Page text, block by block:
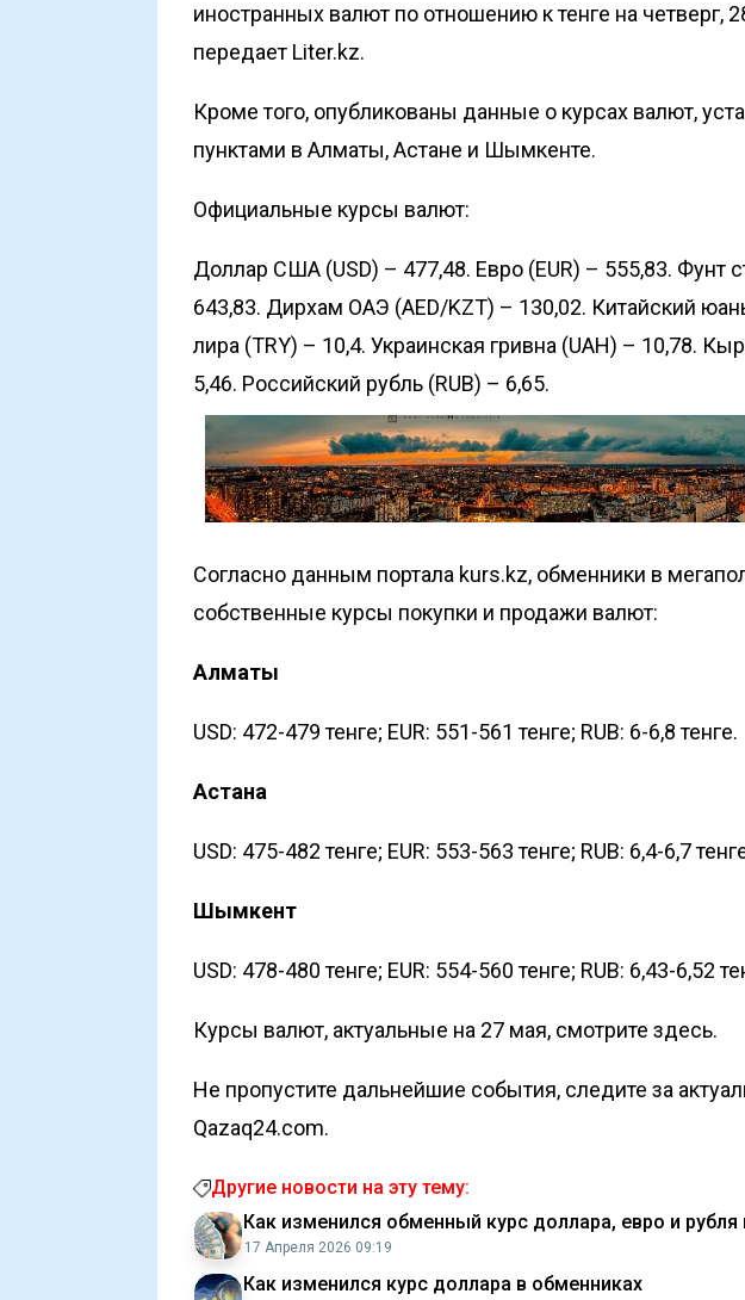
иностранных валют по отношению к тенге на четверг,
передает Liter.kz.
Кроме того, опубликованы данные о курсах валют,
пунктами в Алматы, Астане и Шымкенте.
Официальные курсы валют:
Доллар США (USD) – 477,48. Евро (EUR) – 555,83. Фунт
643,83. Дирхам ОАЭ (AED/KZT) – 130,02. Китайский
лира (TRY) – 10,4. Украинская гривна (UAH) – 10,78.
5,46. Российский рубль (RUB) – 6,65.
Согласно данным портала kurs.kz, обменники в
собственные курсы покупки и продажи валют:
Алматы
USD: 472-479 тенге; EUR: 551-561 тенге; RUB: 6-6,8 тенге.
Астана
USD: 475-482 тенге; EUR: 553-563 тенге; RUB: 6,4-6,7
Шымкент
USD: 478-480 тенге; EUR: 554-560 тенге; RUB: 6,43-6,52
Курсы валют, актуальные на 27 мая, смотрите здесь.
Не пропустите дальнейшие события, следите за
Qazaq24.com.
Другие новости на эту тему:
Как изменился обменный курс доллара, евро и рубля
17 Апреля 2026 09:19
Как изменился курс доллара в обменниках